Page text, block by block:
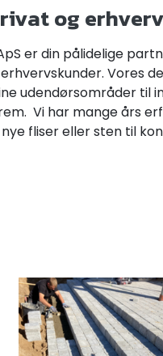
og
er din pålidelige
Vores
udendørsområder til
Vi har mange års
fliser eller sten til